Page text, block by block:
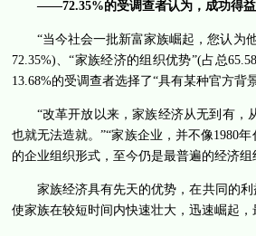
——72.35%的受调查者认为，成功得
“当今社会一批新富家族崛起，您认为
72.35%)、“家族经济的组织优势”(占总
13.68%的受调查者选择了“具有某种官方背景
“改革开放以来，家族经济从无到有
也就无法造就。”“家族企业，并不像1980
的企业组织形式，至今仍是最普遍的经济
家族经济具有先天的优势，在共同的
使家族在较短时间内快速壮大，迅速崛起，